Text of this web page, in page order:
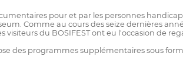
pour et par les personnes
Comme au cours des seize dernières
du BOSIFEST ont eu l'occasion de
des programmes supplémentaires sous